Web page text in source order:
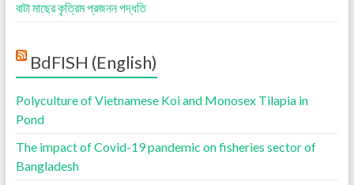
বাটা মাছের কৃত্রিম প্রজনন পদ্ধতি
BdFISH (English)
Polyculture of Vietnamese Koi and Monosex Tilapia in
Pond
The impact of Covid-19 pandemic on fisheries sector of
Bangladesh